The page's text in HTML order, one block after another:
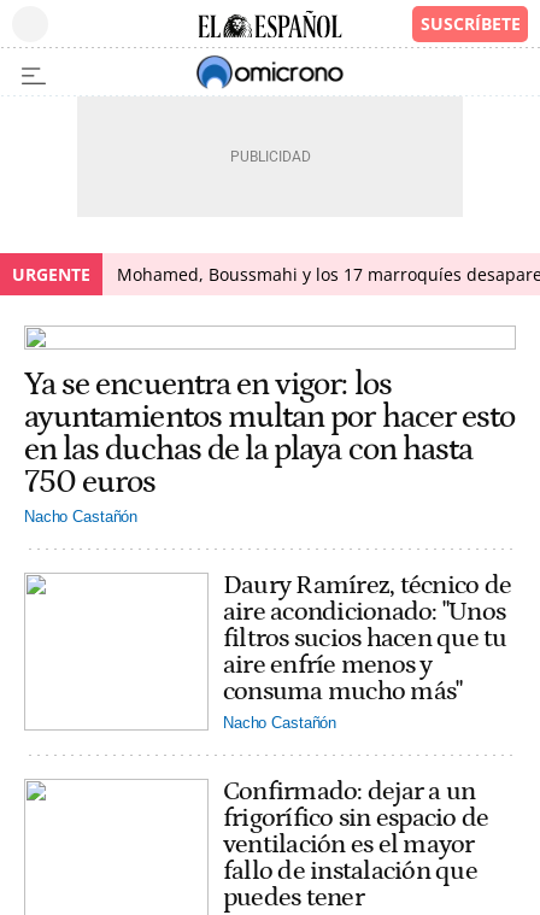
URGENTE Mohamed, Boussmahi y los 17 marroquíes
Ya se encuentra en vigor: los
ayuntamientos multan por hacer esto
en las duchas de la playa con hasta
750 euros
Nacho Castañón
Daury Ramírez, técnico de
aire acondicionado: "Unos
filtros sucios hacen que tu
aire enfríe menos y
consuma mucho más"
Nacho Castañón
Confirmado: dejar a un
frigorífico sin espacio de
ventilación es el mayor
fallo de instalación que
puedes tener